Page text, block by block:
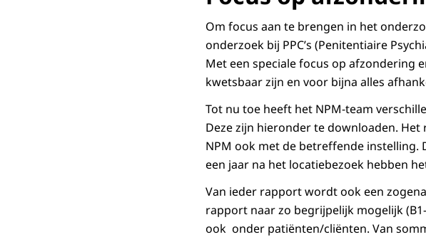
Om focus aan te brengen in het
onderzoek bij PPC’s (Penitentiaire
Met een speciale focus op afzondering
kwetsbaar zijn en voor bijna alles
Tot nu toe heeft het NPM-team
Deze zijn hieronder te downloaden.
NPM ook met de betreffende
een jaar na het locatiebezoek hebben
Van ieder rapport wordt ook een
rapport naar zo begrijpelijk mogelijk
ook onder patiënten/cliënten. Van